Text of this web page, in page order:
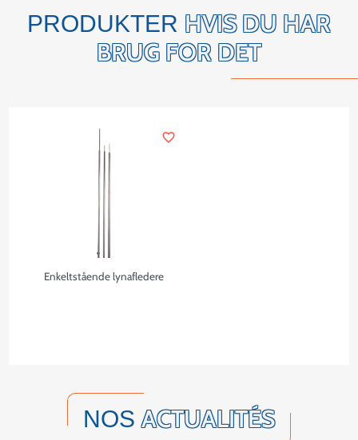
PRODUKTER HVIS DU HAR
BRUG FOR DET
Enkeltstående lynafledere
favorite_border
NOSACTUALITÉS